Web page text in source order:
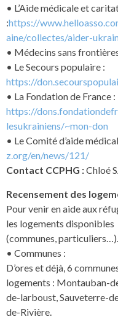
• L’Aide médicale et
:https://
aine/collectes/aider-
• Médecins sans
• Le Secours populaire :
https://
• La Fondation de France :
https://
lesukrainiens/~mon-don
• Le Comité d’aide
z.org/en/news/121/
Contact CCPHG :Chloé
Recensement des
Pour venir en aide aux
les logements disponibles
(communes, particuliers…).
• Communes :
D’ores et déjà, 6
logements : Montauban-
de-larboust, Sauveterre-
de-Rivière.